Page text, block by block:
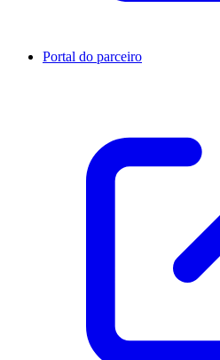
Portal do parceiro